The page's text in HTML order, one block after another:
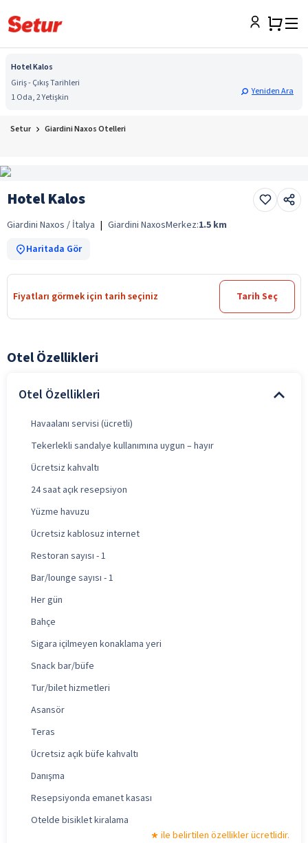
Hotel Kalos
Giriş - Çıkış Tarihleri
1 Oda, 2 Yetişkin
Yeniden Ara
Setur Giardini Naxos Otelleri
Hotel Kalos
Giardini Naxos / İtalya | Giardini NaxosMerkez:1.5 km
Haritada Gör
Fiyatları görmek için tarih seçiniz Tarih Seç
Otel Özellikleri
Otel Özellikleri
Havaalanı servisi (ücretli)
Tekerlekli sandalye kullanımına uygun – hayır
Ücretsiz kahvaltı
24 saat açık resepsiyon
Yüzme havuzu
Ücretsiz kablosuz internet
Restoran sayısı - 1
Bar/lounge sayısı - 1
Her gün
Bahçe
Sigara içilmeyen konaklama yeri
Snack bar/büfe
Tur/bilet hizmetleri
Asansör
Teras
Ücretsiz açık büfe kahvaltı
Danışma
Resepsiyonda emanet kasası
Otelde bisiklet kiralama
ile belirtilen özellikler ücretlidir.